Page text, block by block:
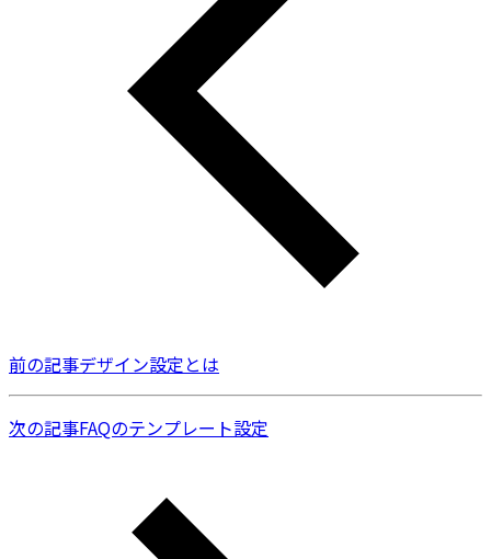
前の記事デザイン設定とは
次の記事FAQのテンプレート設定